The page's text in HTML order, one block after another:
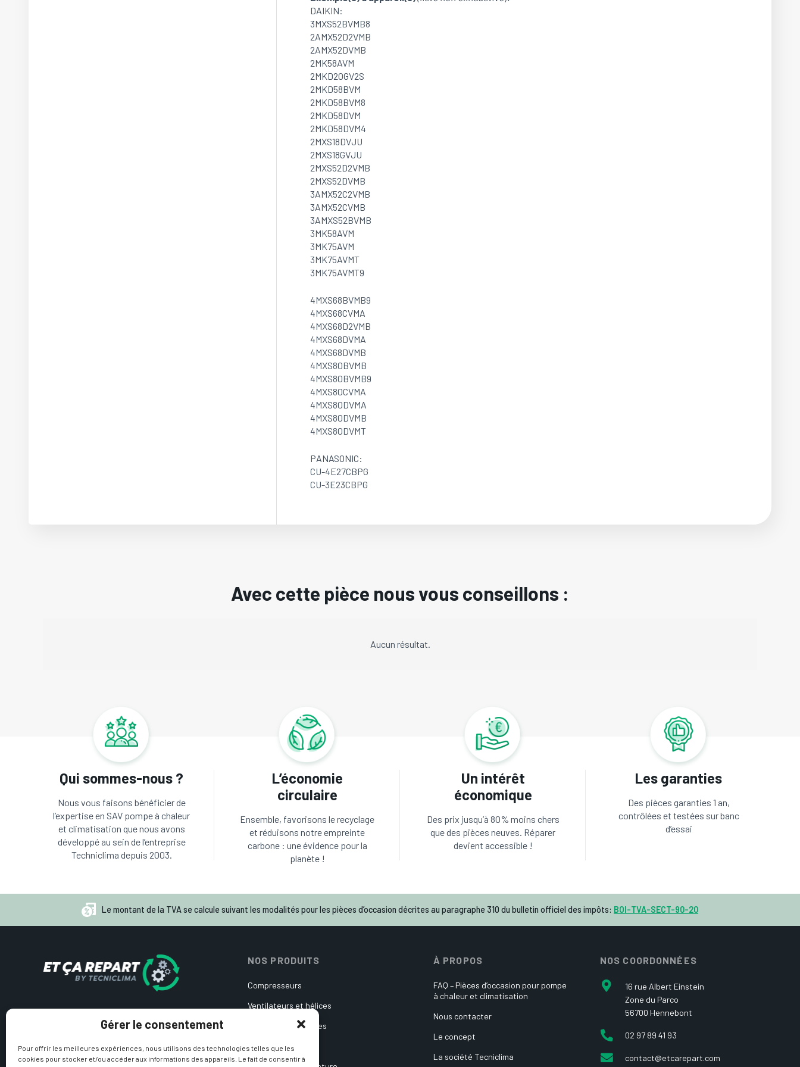
Gérer le consentement
Pour offrir les meilleures expériences, nous utilisons des technologies telles que les
cookies pour stocker et/ou accéder aux informations des appareils. Le fait de consentir à
DAIKIN:
3MXS52BVMB8
2AMX52D2VMB
2AMX52DVMB
2MK58AVM
2MKD20GV2S
2MKD58BVM
2MKD58BVM8
2MKD58DVM
2MKD58DVM4
2MXS18DVJU
2MXS18GVJU
2MXS52D2VMB
2MXS52DVMB
3AMX52C2VMB
3AMX52CVMB
3AMXS52BVMB
3MK58AVM
3MK75AVM
3MK75AVMT
3MK75AVMT9
4MXS68BVMB9
4MXS68CVMA
4MXS68D2VMB
4MXS68DVMA
4MXS68DVMB
4MXS80BVMB
4MXS80BVMB9
4MXS80CVMA
4MXS80DVMA
4MXS80DVMB
4MXS80DVMT
PANASONIC:
CU-4E27CBPG
CU-3E23CBPG
Avec cette pièce nous vous conseillons :
Aucun résultat.
Qui sommes-nous ?
Nous vous faisons bénéficier de
l’expertise en SAV pompe à chaleur
et climatisation que nous avons
développé au sein de l’entreprise
Techniclima depuis 2003.
L’économie
circulaire
Ensemble, favorisons le recyclage
et réduisons notre empreinte
carbone : une évidence pour la
planète !
Un intérêt
économique
Des prix jusqu’à 80% moins chers
que des pièces neuves. Réparer
devient accessible !
Les garanties
Des pièces garanties 1 an,
contrôlées et testées sur banc
d’essai
Le montant de la TVA se calcule suivant les modalités pour les pièces d’occasion décrites au paragraphe 310 du bulletin officiel des impôts: BOI-TVA-SECT-90-20
pour pompe à chaleur et
climatisation
NOS PRODUITS
Compresseurs
Ventilateurs et hélices
Cartes électroniques
Circulateurs
À PROPOS
FAQ – Pièces d’occasion pour pompe
à chaleur et climatisation
Nous contacter
Le concept
La société Tecniclima
NOS COORDONNÉES
16 rue Albert Einstein
Zone du Parco
56700 Hennebont
02 97 89 41 93
contact@etcarepart.com